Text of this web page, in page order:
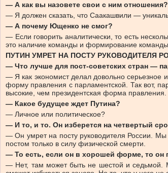
— А как вы назовете свои с ним отношения?
— Я должен сказать, что Саакашвили —
— А почему Ющенко не смог?
— Если говорить аналитически, то есть
это наличие команды и формирование
ПУТИН УМРЕТ НА ПОСТУ РУКОВОДИТЕЛЯ
— Что лучше для пост-советских стран —
— Я как экономист делал довольно серьезное
форму правления с парламентской. Так вот,
высокие, чем президентская форма правления.
— Какое будущее ждет Путина?
— Личное или политическое?
— И то, и то. Он изберется на четвертый
— Он умрет на посту руководителя России. Мы
постом только в силу физической смерти.
— То есть, если он в хорошей форме, то он
— Нет, там может быть не шестой и седьмой.